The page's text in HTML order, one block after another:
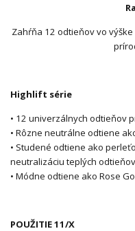
Zahŕňa 12 odtieňov vo
Highlift série
• 12 univerzálnych odtieňov
• Rôzne neutrálne odtiene
• Studené odtiene ako
neutralizáciu teplých odtieňov
• Módne odtiene ako Rose
POUŽITIE 11/X